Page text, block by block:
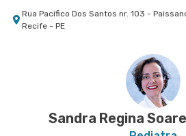
Rua Pacifico Dos Santos nr. 103 -
Recife - PE
Rua Antonio Gomes de Freitas nr. 265 -
Sandra Regina